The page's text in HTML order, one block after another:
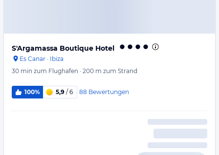
S'Argamassa Boutique Hotel
Es Canar · Ibiza
30 min zum Flughafen · 200 m zum Strand
100% 5,9 / 6 88 Bewertungen